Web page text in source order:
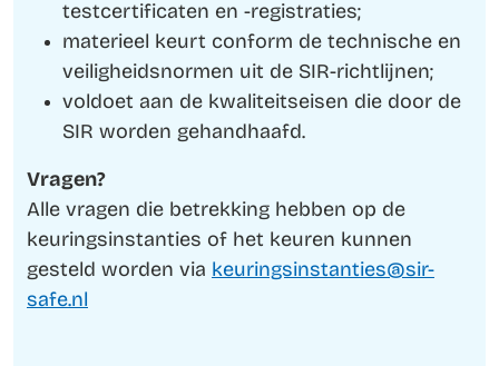
testcertificaten en -registraties;
materieel keurt conform de technische en
veiligheidsnormen uit de SIR-richtlijnen;
voldoet aan de kwaliteitseisen die door de
SIR worden gehandhaafd.
Vragen?
Alle vragen die betrekking hebben op de
keuringsinstanties of het keuren kunnen
gesteld worden via keuringsinstanties@sir-
safe.nl